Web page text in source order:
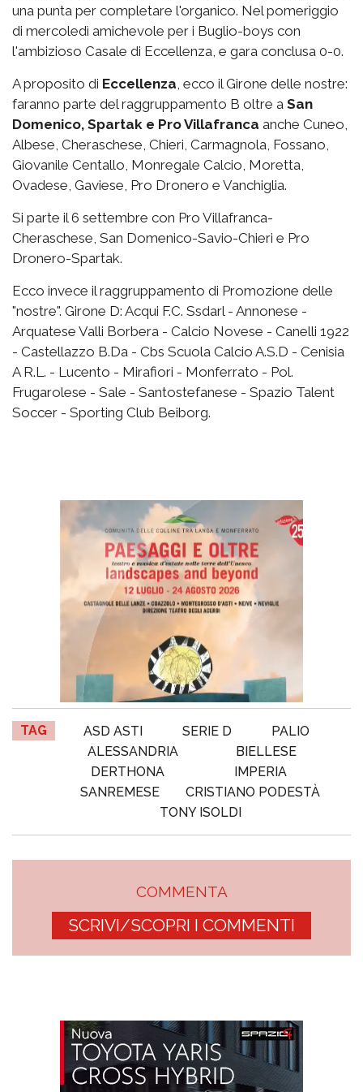
una punta per completare l'organico. Nel pomeriggio
di mercoledì amichevole per i Buglio-boys con
l'ambizioso Casale di Eccellenza, e gara conclusa 0-0.
A proposito di Eccellenza, ecco il Girone delle nostre:
faranno parte del raggruppamento B oltre a San
Domenico, Spartak e Pro Villafranca anche Cuneo,
Albese, Cheraschese, Chieri, Carmagnola, Fossano,
Giovanile Centallo, Monregale Calcio, Moretta,
Ovadese, Gaviese, Pro Dronero e Vanchiglia.
Si parte il 6 settembre con Pro Villafranca-
Cheraschese, San Domenico-Savio-Chieri e Pro
Dronero-Spartak.
Ecco invece il raggruppamento di Promozione delle
"nostre". Girone D: Acqui F.C. Ssdarl - Annonese -
Arquatese Valli Borbera - Calcio Novese - Canelli 1922
- Castellazzo B.Da - Cbs Scuola Calcio A.S.D - Cenisia
A R.L. - Lucento - Mirafiori - Monferrato - Pol.
Frugarolese - Sale - Santostefanese - Spazio Talent
Soccer - Sporting Club Beiborg.
TAG ASD ASTI SERIE D
PALIO
ALESSANDRIA
BIELLESE
DERTHONA
IMPERIA
SANREMESE
CRISTIANO PODESTÀ
TONY ISOLDI
COMMENTA
SCRIVI/SCOPRI I COMMENTI